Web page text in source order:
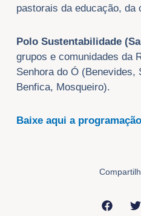
pastorais da educação, da
Polo Sustentabilidade
grupos e comunidades da
Senhora do Ó (Benevides,
Benfica, Mosqueiro).
Baixe aqui a